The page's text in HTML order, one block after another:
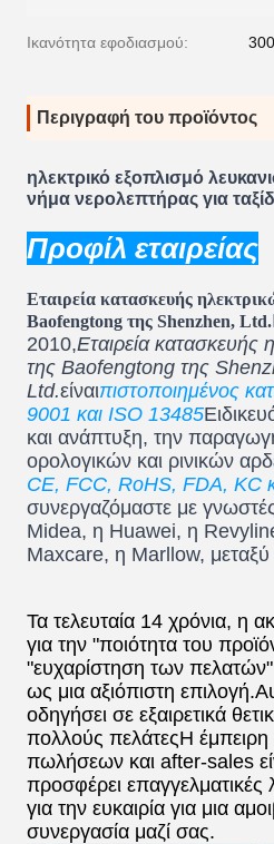
Ικανότητα εφοδιασμού:
Περιγραφή του προϊόντος
ηλεκτρικό εξοπλισμό
νήμα νερολεπτήρας για
Προφίλ εταιρείας
Εταιρεία κατασκευής
Baofengtong της Shenzhen, Ltd.
2010,Εταιρεία κατασκευής
της Baofengtong της
Ltd.είναιπιστοποιημένος
9001 και ISO 13485
και ανάπτυξη, την
ορολογικών και ρινικών
CE, FCC, RoHS, FDA, KC
συνεργαζόμαστε με
Midea, η Huawei, η
Maxcare, η Marllow,
Τα τελευταία 14 χρόνια, η
για την "ποιότητα του
"ευχαρίστηση των πελατών"
ως μια αξιόπιστη
οδηγήσει σε εξαιρετικά
πολλούς πελάτεςΗ
πωλήσεων και after-sales
προσφέρει
για την ευκαιρία για μια
συνεργασία μαζί σας.